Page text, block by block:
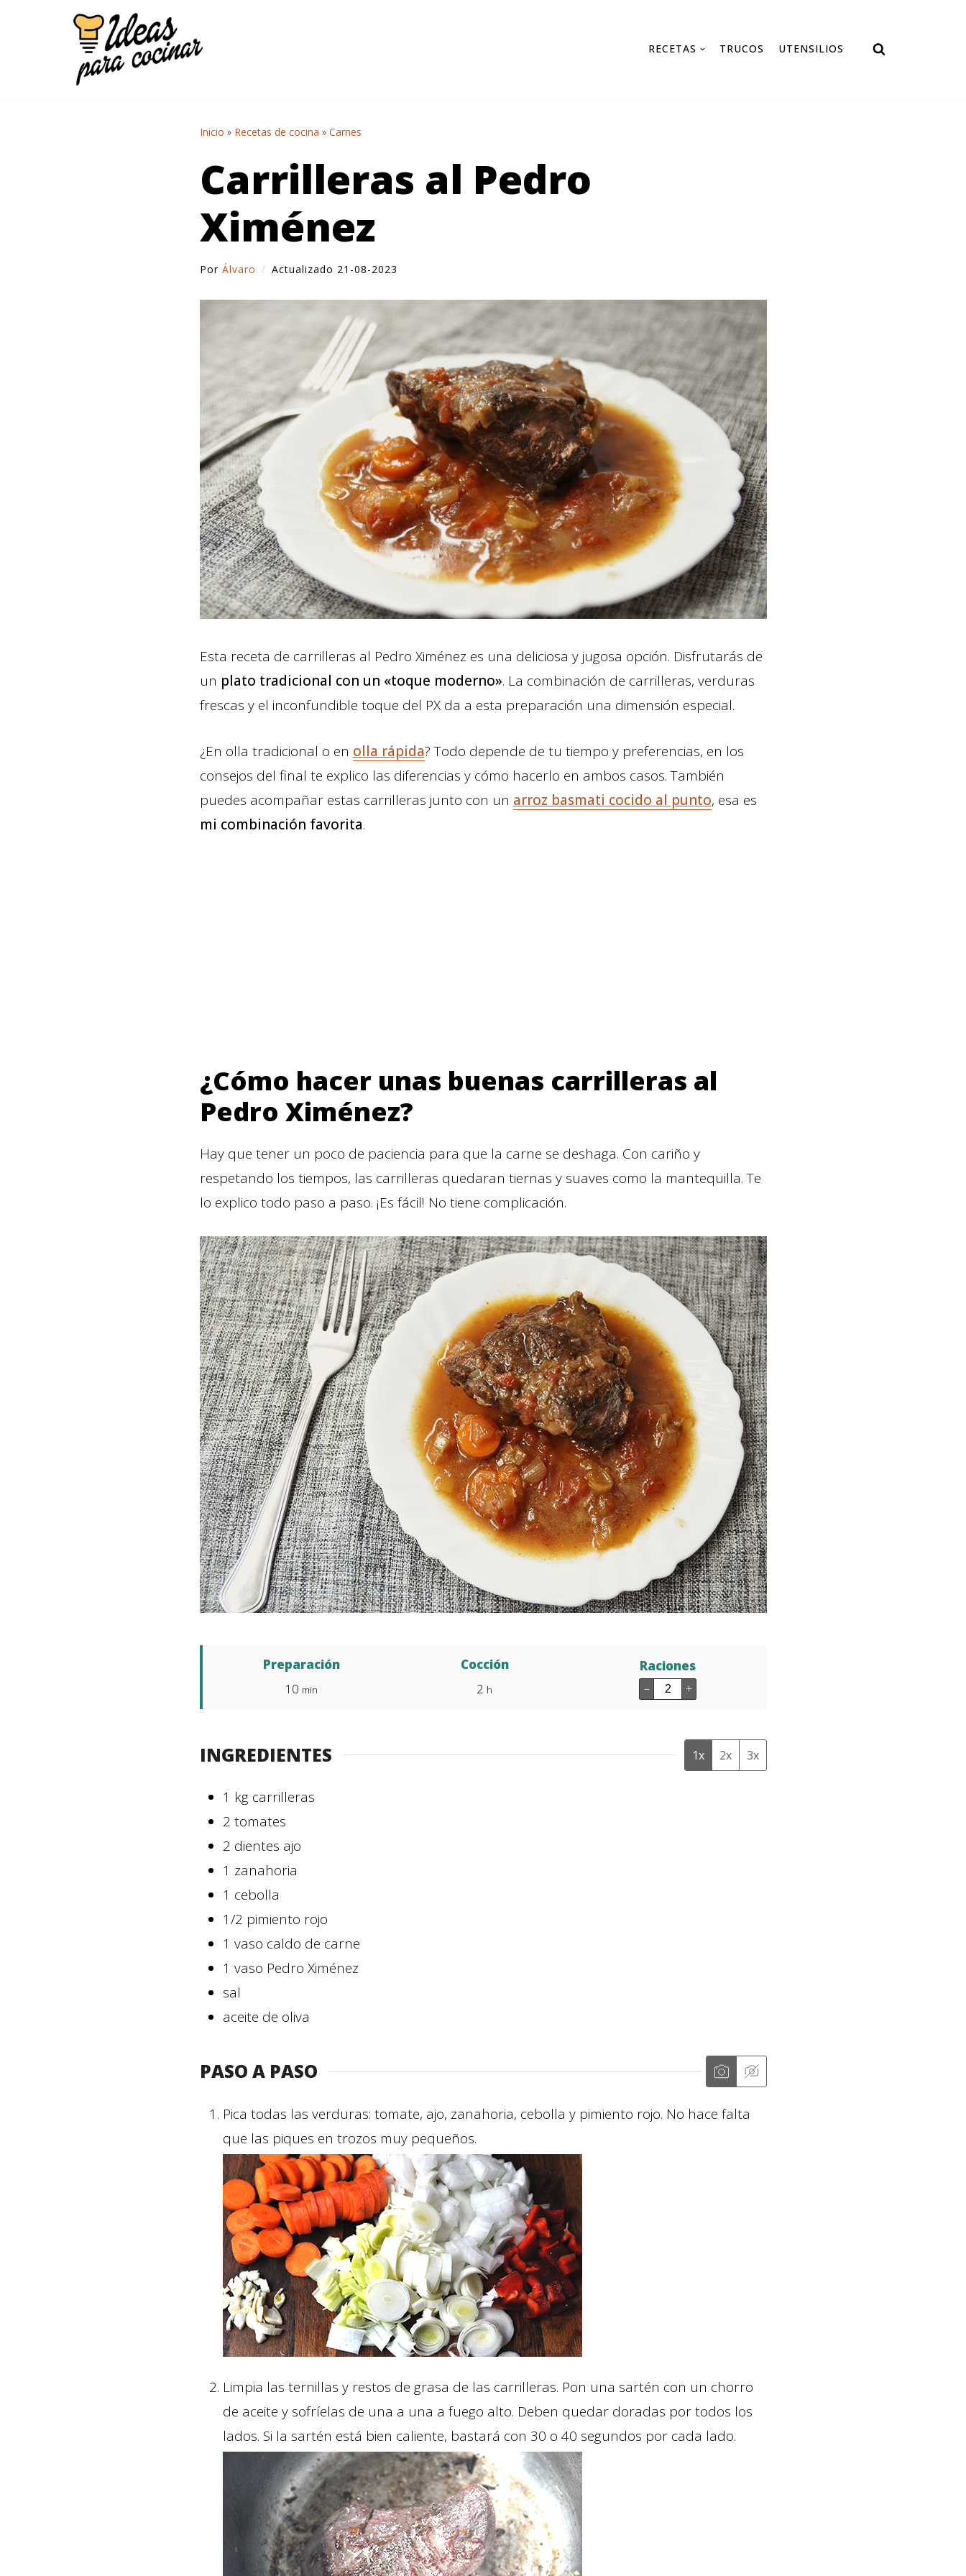
RECETAS TRUCOS UTENSILIOS
Inicio » Recetas de cocina » Carnes
Carrilleras al Pedro
Ximénez
Por Álvaro Actualizado 21-08-2023
Esta receta de carrilleras al Pedro Ximénez es una deliciosa y jugosa opción. Disfrutarás de
un plato tradicional con un «toque moderno». La combinación de carrilleras, verduras
frescas y el inconfundible toque del PX da a esta preparación una dimensión especial.
¿En olla tradicional o en olla rápida? Todo depende de tu tiempo y preferencias, en los
consejos del final te explico las diferencias y cómo hacerlo en ambos casos. También
puedes acompañar estas carrilleras junto con un arroz basmati cocido al punto, esa es
mi combinación favorita.
¿Cómo hacer unas buenas carrilleras al
Pedro Ximénez?
Hay que tener un poco de paciencia para que la carne se deshaga. Con cariño y
respetando los tiempos, las carrilleras quedaran tiernas y suaves como la mantequilla. Te
lo explico todo paso a paso. ¡Es fácil! No tiene complicación.
Preparación
10 min
Cocción
2 h
Raciones
– +
INGREDIENTES 1x 2x 3x
1 kg carrilleras
2 tomates
2 dientes ajo
1 zanahoria
1 cebolla
1/2 pimiento rojo
1 vaso caldo de carne
1 vaso Pedro Ximénez
sal
aceite de oliva
PASO A PASO
Pica todas las verduras: tomate, ajo, zanahoria, cebolla y pimiento rojo. No hace falta
que las piques en trozos muy pequeños.
Limpia las ternillas y restos de grasa de las carrilleras. Pon una sartén con un chorro
de aceite y sofríelas de una a una a fuego alto. Deben quedar doradas por todos los
lados. Si la sartén está bien caliente, bastará con 30 o 40 segundos por cada lado.